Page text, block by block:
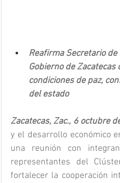
Reafirma Secretario
Gobierno de
condiciones de paz,
del estado
Zacatecas, Zac., 6 octubre
y el desarrollo económico
una reunión con
representantes del
fortalecer la cooperación